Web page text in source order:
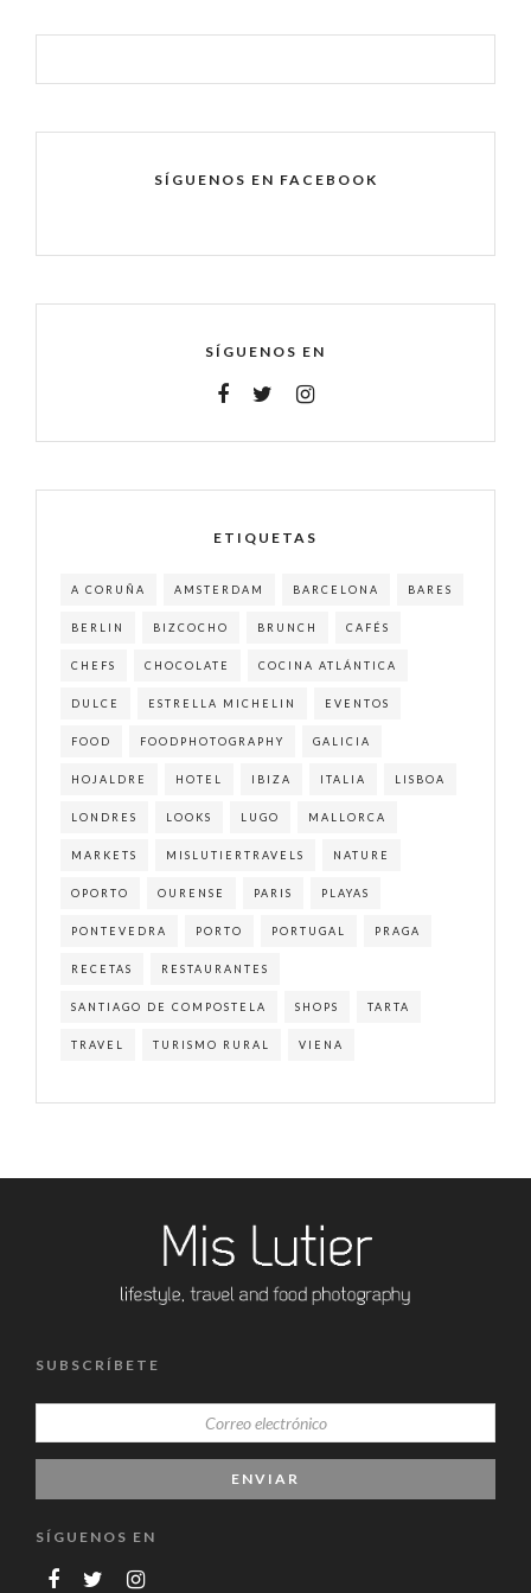
SÍGUENOS EN FACEBOOK
SÍGUENOS EN
ETIQUETAS
A CORUÑA AMSTERDAM BARCELONA BARES
BERLIN BIZCOCHO BRUNCH CAFÉS
CHEFS CHOCOLATE COCINA ATLÁNTICA
DULCE ESTRELLA MICHELIN EVENTOS
FOOD FOODPHOTOGRAPHY GALICIA
HOJALDRE HOTEL IBIZA ITALIA LISBOA
LONDRES LOOKS LUGO MALLORCA
MARKETS MISLUTIERTRAVELS NATURE
OPORTO OURENSE PARIS PLAYAS
PONTEVEDRA PORTO PORTUGAL PRAGA
RECETAS RESTAURANTES
SANTIAGO DE COMPOSTELA SHOPS TARTA
TRAVEL TURISMO RURAL VIENA
SUBSCRÍBETE
SÍGUENOS EN